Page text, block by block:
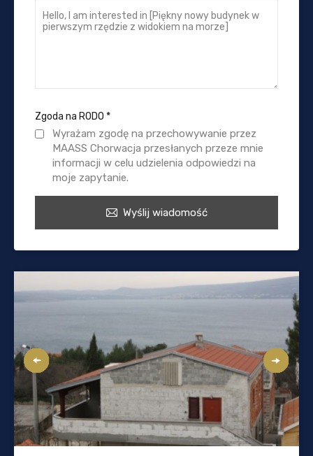
Zgoda na RODO *
Wyrażam zgodę na przechowywanie przez
MAASS Chorwacja przesłanych przeze mnie
informacji w celu udzielenia odpowiedzi na
moje zapytanie.
Wyślij wiadomość